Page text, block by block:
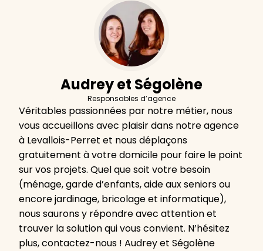
Audrey et Ségolène
Responsables d’agence
Véritables passionnées par notre métier, nous
vous accueillons avec plaisir dans notre agence
à Levallois-Perret et nous déplaçons
gratuitement à votre domicile pour faire le point
sur vos projets. Quel que soit votre besoin
(ménage, garde d’enfants, aide aux seniors ou
encore jardinage, bricolage et informatique),
nous saurons y répondre avec attention et
trouver la solution qui vous convient. N’hésitez
plus, contactez-nous ! Audrey et Ségolène